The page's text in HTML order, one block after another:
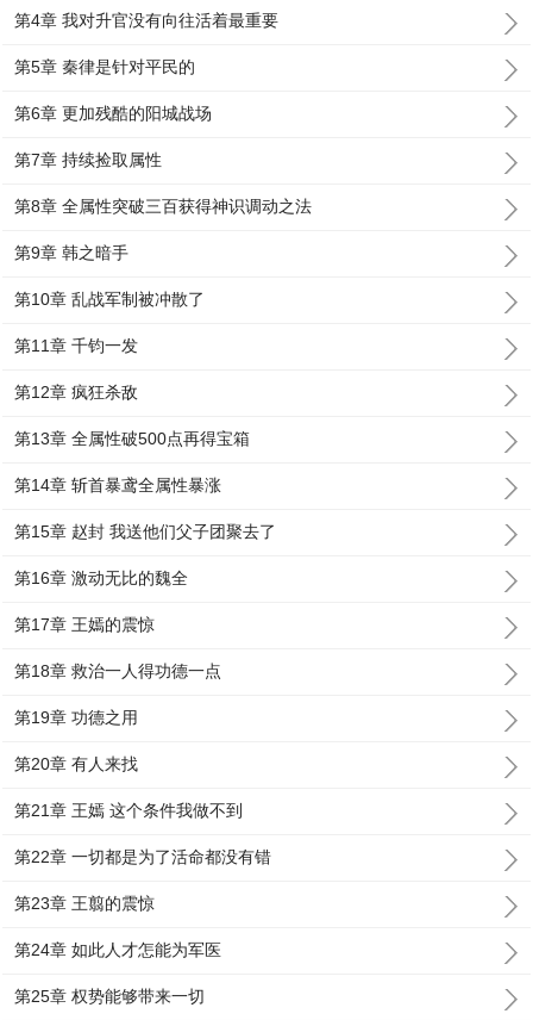
第4章 我对升官没有向往活着最重要
第5章 秦律是针对平民的
第6章 更加残酷的阳城战场
第7章 持续捡取属性
第8章 全属性突破三百获得神识调动之法
第9章 韩之暗手
第10章 乱战军制被冲散了
第11章 千钧一发
第12章 疯狂杀敌
第13章 全属性破500点再得宝箱
第14章 斩首暴鸢全属性暴涨
第15章 赵封 我送他们父子团聚去了
第16章 激动无比的魏全
第17章 王嫣的震惊
第18章 救治一人得功德一点
第19章 功德之用
第20章 有人来找
第21章 王嫣 这个条件我做不到
第22章 一切都是为了活命都没有错
第23章 王翦的震惊
第24章 如此人才怎能为军医
第25章 权势能够带来一切